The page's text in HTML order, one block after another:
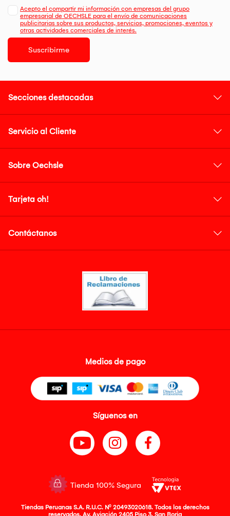
Acepto el compartir mi información con empresas del grupo
empresarial de OECHSLE para el envío de comunicaciones
publicitarias sobre sus productos, servicios, promociones, eventos y
otras actividades comerciales de interés.
Suscribirme
Secciones destacadas
Servicio al Cliente
Sobre Oechsle
Tarjeta oh!
Contáctanos
Medios de pago
Síguenos en
Tienda 100% Segura
Tiendas Peruanas S.A. R.U.C. Nº 20493020618. Todos los derechos
reservados. Av. Aviación 2405 Piso 3, San Borja